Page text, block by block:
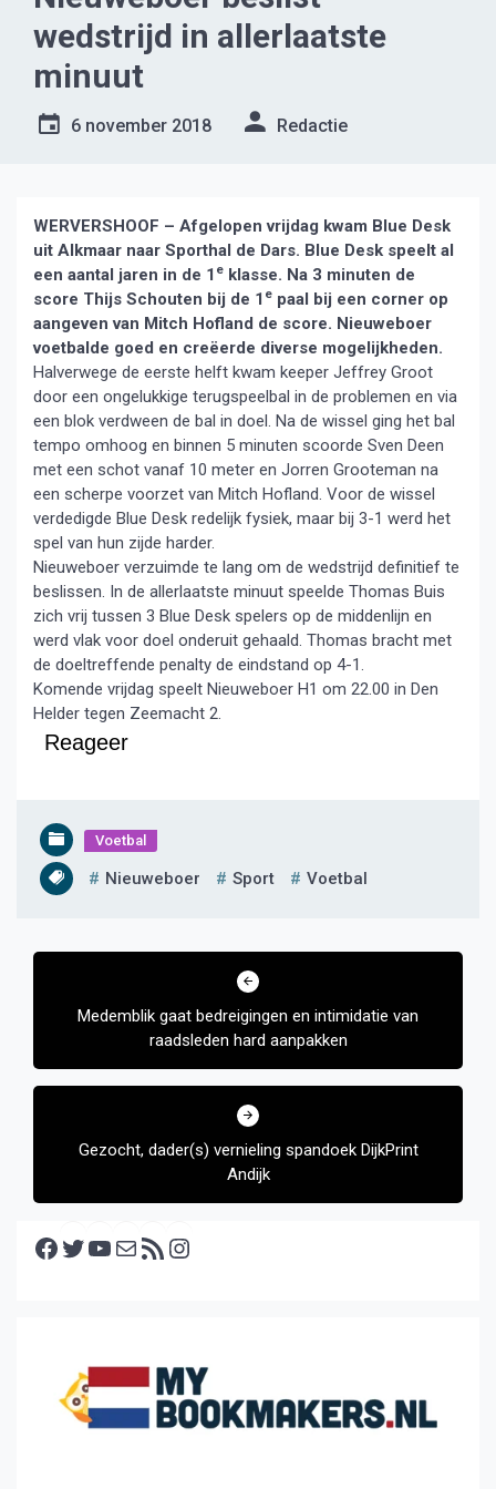
wedstrijd in allerlaatste
minuut
6 november 2018 Redactie
WERVERSHOOF – Afgelopen vrijdag kwam Blue Desk
uit Alkmaar naar Sporthal de Dars. Blue Desk speelt al
een aantal jaren in de 1 e klasse. Na 3 minuten de
score Thijs Schouten bij de 1 e paal bij een corner op
aangeven van Mitch Hofland de score. Nieuweboer
voetbalde goed en creëerde diverse mogelijkheden.
Halverwege de eerste helft kwam keeper Jeffrey Groot
door een ongelukkige terugspeelbal in de problemen en via
een blok verdween de bal in doel. Na de wissel ging het bal
tempo omhoog en binnen 5 minuten scoorde Sven Deen
met een schot vanaf 10 meter en Jorren Grooteman na
een scherpe voorzet van Mitch Hofland. Voor de wissel
verdedigde Blue Desk redelijk fysiek, maar bij 3-1 werd het
spel van hun zijde harder.
Nieuweboer verzuimde te lang om de wedstrijd definitief te
beslissen. In de allerlaatste minuut speelde Thomas Buis
zich vrij tussen 3 Blue Desk spelers op de middenlijn en
werd vlak voor doel onderuit gehaald. Thomas bracht met
de doeltreffende penalty de eindstand op 4-1.
Komende vrijdag speelt Nieuweboer H1 om 22.00 in Den
Helder tegen Zeemacht 2.
Reageer
Voetbal
Nieuweboer Sport Voetbal
Bericht
Medemblik gaat bedreigingen en intimidatie van
raadsleden hard aanpakken
Gezocht, dader(s) vernieling spandoek DijkPrint
Andijk
Facebook Twitter YouTube E-mail RSS feed